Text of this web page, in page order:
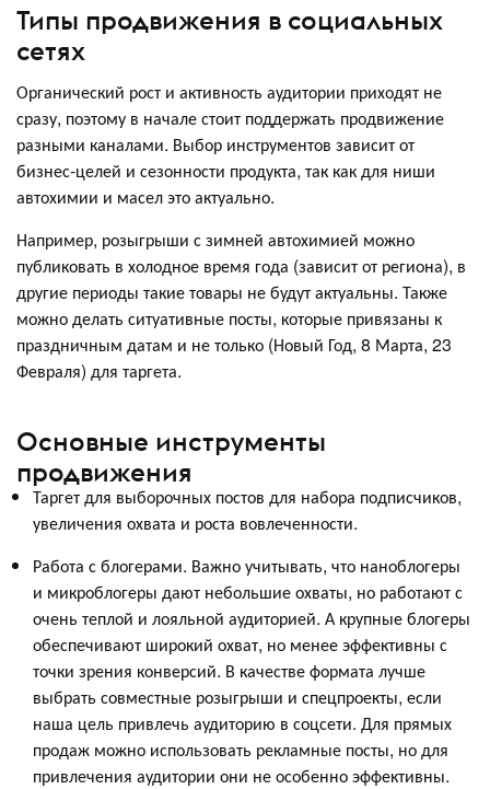
Типы продвижения в социальных
сетях
Органический рост и активность аудитории приходят не
сразу, поэтому в начале стоит поддержать продвижение
разными каналами. Выбор инструментов зависит от
бизнес-целей и сезонности продукта, так как для ниши
автохимии и масел это актуально.
Например, розыгрыши с зимней автохимией можно
публиковать в холодное время года (зависит от региона), в
другие периоды такие товары не будут актуальны. Также
можно делать ситуативные посты, которые привязаны к
праздничным датам и не только (Новый Год, 8 Марта, 23
Февраля) для таргета.
Основные инструменты
продвижения
Таргет для выборочных постов для набора подписчиков,
увеличения охвата и роста вовлеченности.
Работа с блогерами. Важно учитывать, что наноблогеры
и микроблогеры дают небольшие охваты, но работают с
очень теплой и лояльной аудиторией. А крупные блогеры
обеспечивают широкий охват, но менее эффективны с
точки зрения конверсий. В качестве формата лучше
выбрать совместные розыгрыши и спецпроекты, если
наша цель привлечь аудиторию в соцсети. Для прямых
продаж можно использовать рекламные посты, но для
привлечения аудитории они не особенно эффективны.